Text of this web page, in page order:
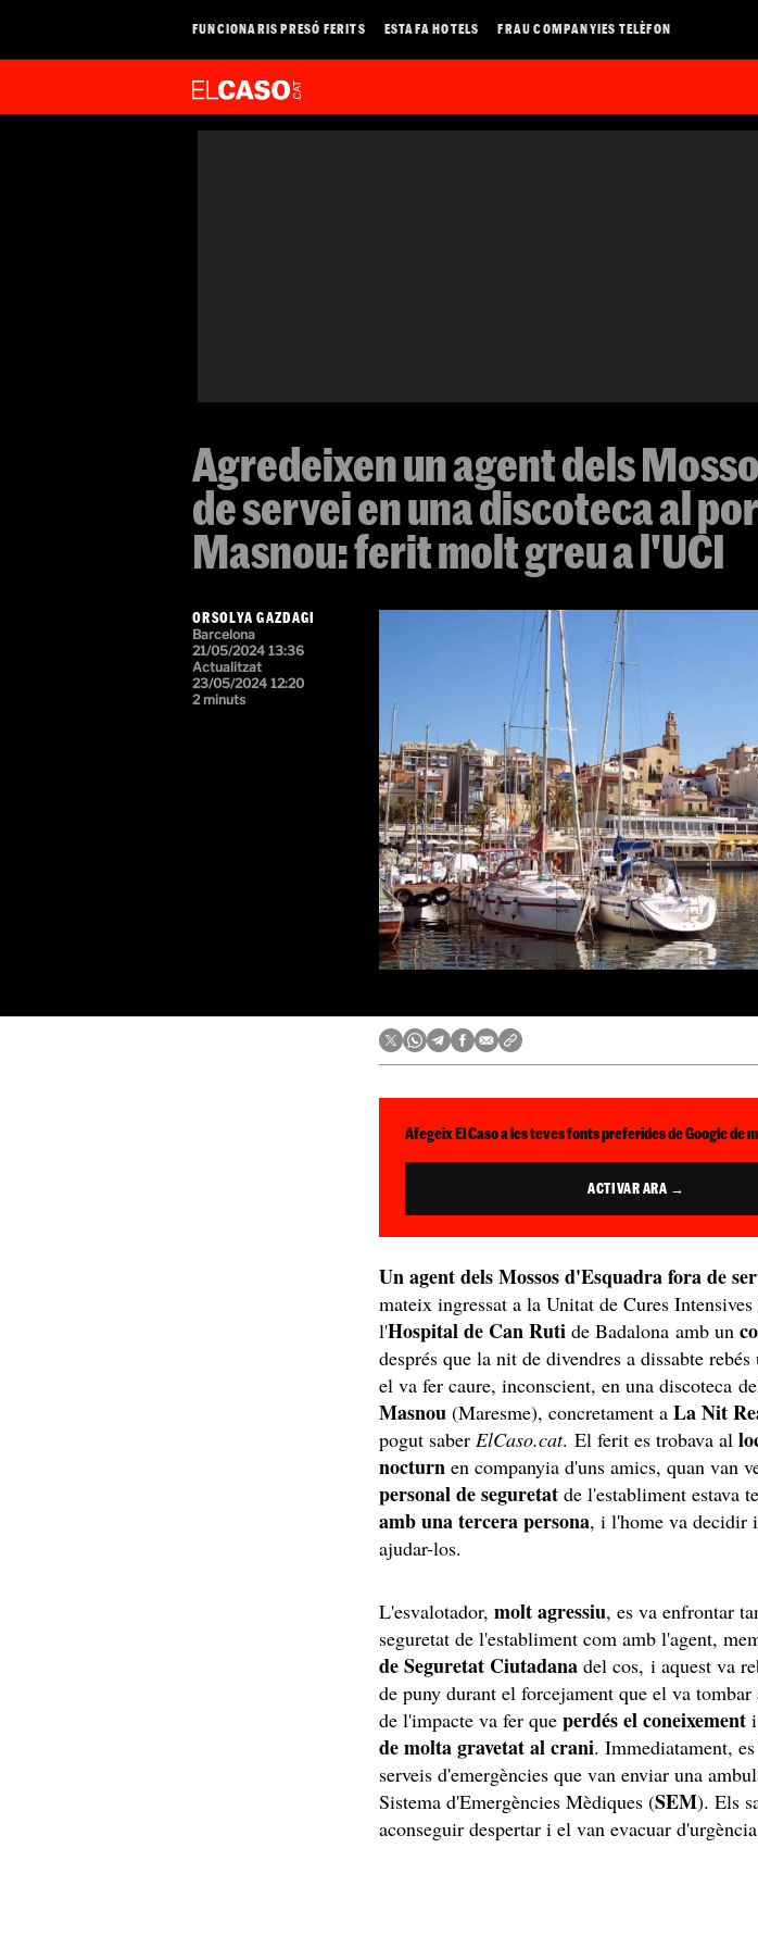
FUNCIONARIS PRESÓ FERITS ESTAFA HOTELS FRAU COMPANYIES TELÈFON
Agredeixen un agent dels
de servei en una discoteca al
Masnou: ferit molt greu a l'UCI
ORSOLYA GAZDAGI
Barcelona
21/05/2024 13:36
Actualitzat
23/05/2024 12:20
2 minuts
Afegeix El Caso a les teves fonts preferides de Google de
ACTIVAR ARA →
Un agent dels Mossos d'Esquadra fora de
mateix ingressat a la Unitat de Cures
l'Hospital de Can Rutide Badalona amb un
després que la nit de divendres a dissabte rebés
el va fer caure, inconscient, en una discoteca
Masnou (Maresme), concretament aLa Nit
pogut saberElCaso.cat. El ferit es trobava al
nocturnen companyia d'uns amics, quan van
personal de seguretat de l'establiment estava
amb una tercera persona, i l'home va decidir
ajudar-los.
L'esvalotador,molt agressiu, es va enfrontar
seguretat de l'establiment com amb l'agent,
de Seguretat Ciutadanadel cos, i aquest va
de puny durant el forcejament que el va
de l'impacte va fer queperdés el coneixement
de molta gravetat al crani. Immediatament,
serveis d'emergències que van enviar una
Sistema d'Emergències Mèdiques (SEM). Els
aconseguir despertar i el van evacuar